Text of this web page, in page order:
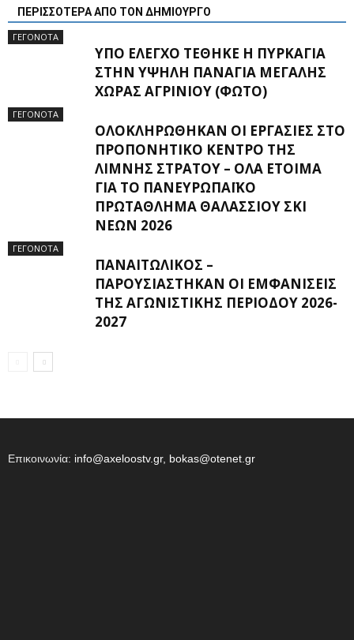
ΠΕΡΙΣΣΟΤΕΡΑ ΑΠΟ ΤΟΝ ΔΗΜΙΟΥΡΓΟ
ΓΕΓΟΝΟΤΑ
ΥΠΌ ΈΛΕΓΧΟ ΤΈΘΗΚΕ Η ΠΥΡΚΑΓΙΆ
ΣΤΗΝ ΥΨΗΛΉ ΠΑΝΑΓΙΆ ΜΕΓΆΛΗΣ
ΧΏΡΑΣ ΑΓΡΙΝΊΟΥ (ΦΩΤΌ)
ΓΕΓΟΝΟΤΑ
ΟΛΟΚΛΗΡΏΘΗΚΑΝ ΟΙ ΕΡΓΑΣΊΕΣ ΣΤΟ
ΠΡΟΠΟΝΗΤΙΚΌ ΚΈΝΤΡΟ ΤΗΣ
ΛΊΜΝΗΣ ΣΤΡΆΤΟΥ – ΌΛΑ ΈΤΟΙΜΑ
ΓΙΑ ΤΟ ΠΑΝΕΥΡΩΠΑΪΚΌ
ΠΡΩΤΆΘΛΗΜΑ ΘΑΛΆΣΣΙΟΥ ΣΚΙ
ΝΈΩΝ 2026
ΓΕΓΟΝΟΤΑ
ΠΑΝΑΙΤΩΛΙΚΌΣ –
ΠΑΡΟΥΣΙΆΣΤΗΚΑΝ ΟΙ ΕΜΦΑΝΊΣΕΙΣ
ΤΗΣ ΑΓΩΝΙΣΤΙΚΉΣ ΠΕΡΙΌΔΟΥ 2026-
2027
Επικοινωνία: info@axeloostv.gr, bokas@otenet.gr